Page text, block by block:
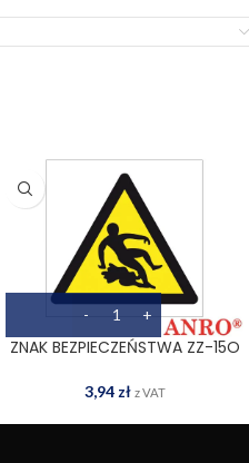
ZNAK BEZPIECZEŃSTWA ZZ-15O
3,94 zł z VAT